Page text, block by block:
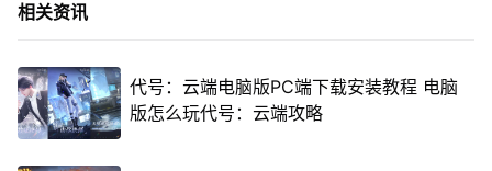
相关资讯
代号：云端电脑版PC端下载安装教程 电脑
版怎么玩代号：云端攻略